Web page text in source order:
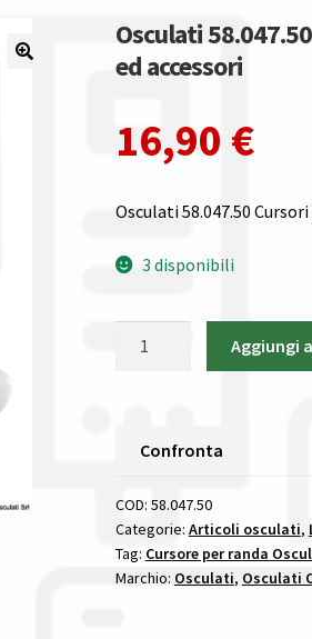
Osculati
ed accessori
16,90 €
Osculati 58.047.50
3 disponibili
Curvi
Mm
lande
garrocci
cursori
Aggiungi
Confronta
COD: 58.047.50
Categorie: Articoli osculati,
Tag: Cursore per randa
Marchio: Osculati, Osculati